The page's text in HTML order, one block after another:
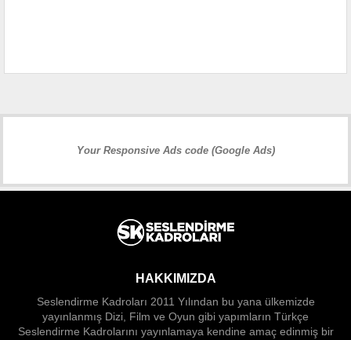
Your Responsive Ads code (Google Ads)
HAKKIMIZDA
Seslendirme Kadroları 2011 Yılından bu yana ülkemizde
yayınlanmış Dizi, Film ve Oyun gibi yapımların Türkçe
Seslendirme Kadrolarını yayınlamaya kendine amaç edinmiş bir